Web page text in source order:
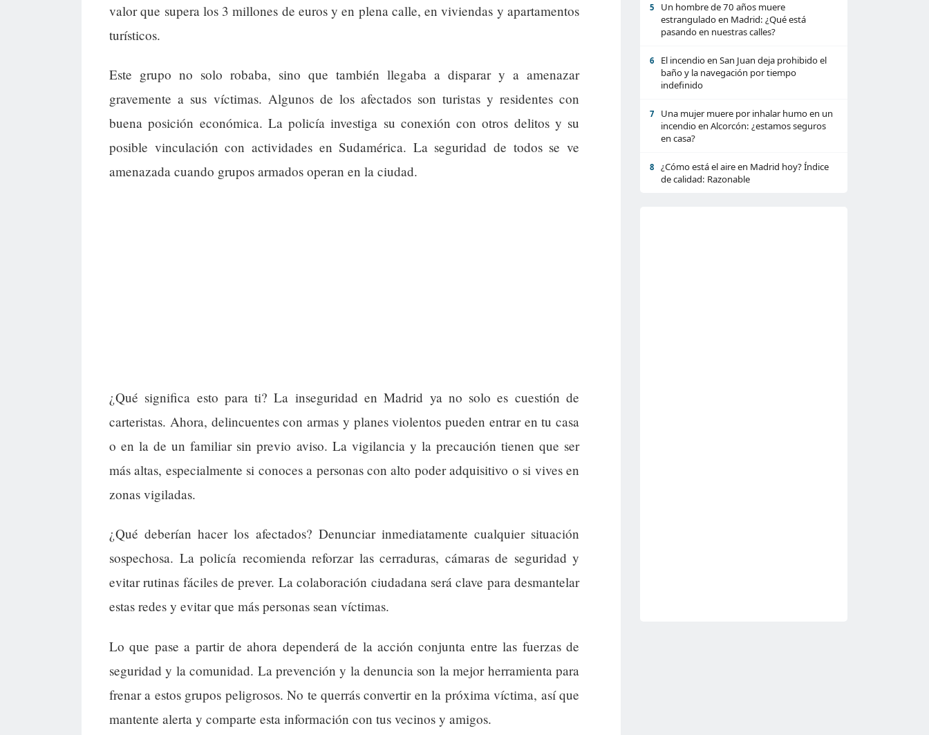
valor que supera los 3 millones de euros y en plena calle, en viviendas y apartamentos
turísticos.
Este grupo no solo robaba, sino que también llegaba a disparar y a amenazar
gravemente a sus víctimas. Algunos de los afectados son turistas y residentes con
buena posición económica. La policía investiga su conexión con otros delitos y su
posible vinculación con actividades en Sudamérica. La seguridad de todos se ve
amenazada cuando grupos armados operan en la ciudad.
¿Qué significa esto para ti? La inseguridad en Madrid ya no solo es cuestión de
carteristas. Ahora, delincuentes con armas y planes violentos pueden entrar en tu casa
o en la de un familiar sin previo aviso. La vigilancia y la precaución tienen que ser
más altas, especialmente si conoces a personas con alto poder adquisitivo o si vives en
zonas vigiladas.
¿Qué deberían hacer los afectados? Denunciar inmediatamente cualquier situación
sospechosa. La policía recomienda reforzar las cerraduras, cámaras de seguridad y
evitar rutinas fáciles de prever. La colaboración ciudadana será clave para desmantelar
estas redes y evitar que más personas sean víctimas.
Lo que pase a partir de ahora dependerá de la acción conjunta entre las fuerzas de
seguridad y la comunidad. La prevención y la denuncia son la mejor herramienta para
frenar a estos grupos peligrosos. No te querrás convertir en la próxima víctima, así que
mantente alerta y comparte esta información con tus vecinos y amigos.
5
Un hombre de 70 años muere
estrangulado en Madrid: ¿Qué está
pasando en nuestras calles?
6
El incendio en San Juan deja prohibido el
baño y la navegación por tiempo
indefinido
7
Una mujer muere por inhalar humo en un
incendio en Alcorcón: ¿estamos seguros
en casa?
8
¿Cómo está el aire en Madrid hoy? Índice
de calidad: Razonable